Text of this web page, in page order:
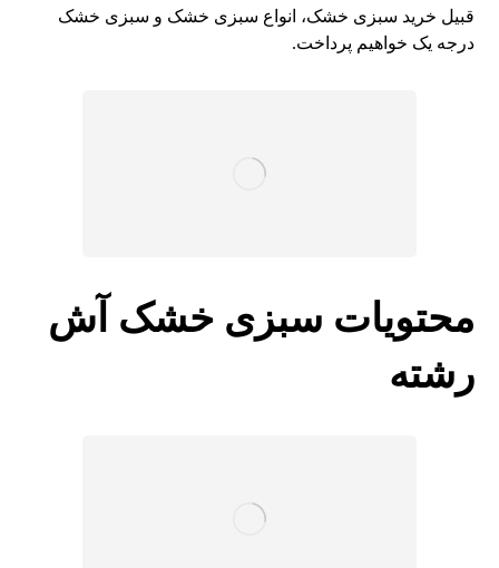
قبیل خرید سبزی خشک، انواع سبزی خشک و سبزی خشک
درجه یک خواهیم پرداخت.
محتویات سبزی خشک آش
رشته